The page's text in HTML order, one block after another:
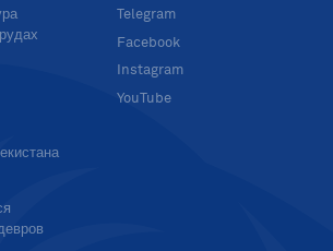
Telegram
Facebook
Instagram
YouTube